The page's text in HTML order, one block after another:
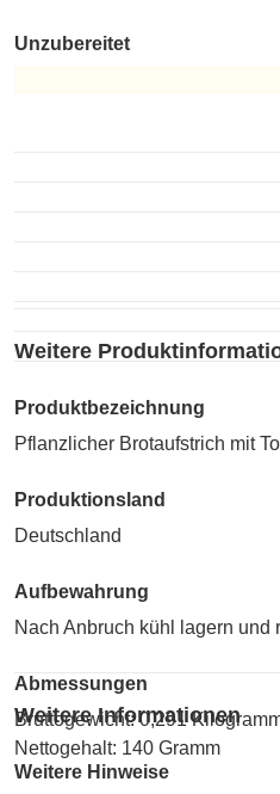
Unzubereitet
Weitere
Produktbezeichnung
Pflanzlicher Brotaufstrich mit
Produktionsland
Deutschland
Aufbewahrung
Nach Anbruch kühl lagern und
Abmessungen
Bruttogewicht: 0,291
Nettogehalt: 140 Gramm
Weitere Informationen
Weitere Hinweise